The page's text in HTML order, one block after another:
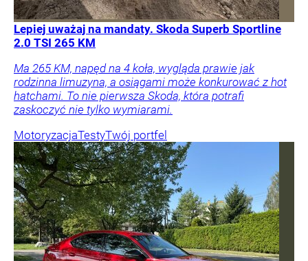
Lepiej uważaj na mandaty. Skoda Superb Sportline
2.0 TSI 265 KM
Ma 265 KM, napęd na 4 koła, wygląda prawie jak
rodzinna limuzyna, a osiągami może konkurować z hot
hatchami. To nie pierwsza Skoda, która potrafi
zaskoczyć nie tylko wymiarami.
MotoryzacjaTestyTwój portfel